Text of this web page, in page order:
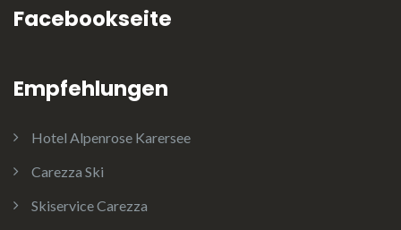
Facebookseite
Empfehlungen
Hotel Alpenrose Karersee
Carezza Ski
Skiservice Carezza